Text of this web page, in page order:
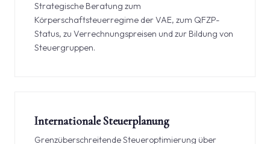
Strategische Beratung zum
Körperschaftsteuerregime der VAE, zum QFZP-
Status, zu Verrechnungspreisen und zur Bildung von
Steuergruppen.
Internationale Steuerplanung
Grenzüberschreitende Steueroptimierung über